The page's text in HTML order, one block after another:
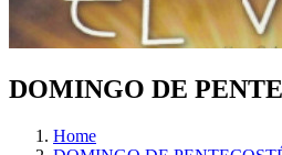
DOMINGO DE
Home